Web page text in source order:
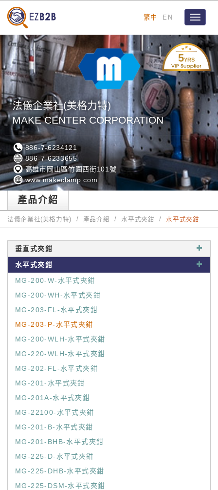
繁中 EN
Toggle
5YRS
法儀企業社(美格力特)
MAKE CENTER CORPORATION
886-7-6234121
886-7-6233655
高雄市岡山區竹圍西街101號
www.makeclamp.com
產品介紹
法儀企業社(美格力特) 產品介紹 水平式夾鉗 水平式夾鉗
垂直式夾鉗
水平式夾鉗
MG-200-W-水平式夾鉗
MG-200-WH-水平式夾鉗
MG-203-FL-水平式夾鉗
MG-203-P-水平式夾鉗
MG-200-WLH-水平式夾鉗
MG-220-WLH-水平式夾鉗
MG-202-FL-水平式夾鉗
MG-201-水平式夾鉗
MG-201A-水平式夾鉗
MG-22100-水平式夾鉗
MG-201-B-水平式夾鉗
MG-201-BHB-水平式夾鉗
MG-225-D-水平式夾鉗
MG-225-DHB-水平式夾鉗
MG-225-DSM-水平式夾鉗